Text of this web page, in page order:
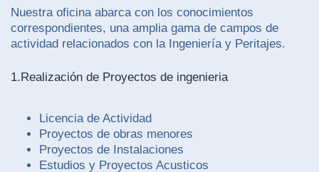
Nuestra oficina abarca con los conocimientos
correspondientes, una amplia gama de campos de
actividad relacionados con la Ingeniería y Peritajes.
1.Realización de Proyectos de ingenieria
Licencia de Actividad
Proyectos de obras menores
Proyectos de Instalaciones
Estudios y Proyectos Acusticos